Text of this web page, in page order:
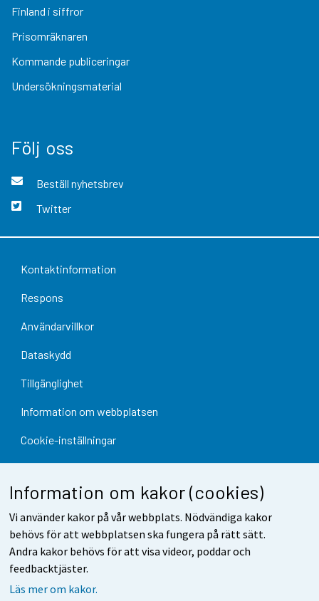
Information om kakor (cookies)
Vi använder kakor på vår webbplats. Nödvändiga kakor
behövs för att webbplatsen ska fungera på rätt sätt.
Andra kakor behövs för att visa videor, poddar och
feedbacktjäster.
Läs mer om kakor.
Finland i siffror
Prisomräknaren
Kommande publiceringar
Undersökningsmaterial
Följ oss
Beställ nyhetsbrev
Twitter
Kontaktinformation
Respons
Användarvillkor
Dataskydd
Tillgänglighet
Information om webbplatsen
Cookie-inställningar